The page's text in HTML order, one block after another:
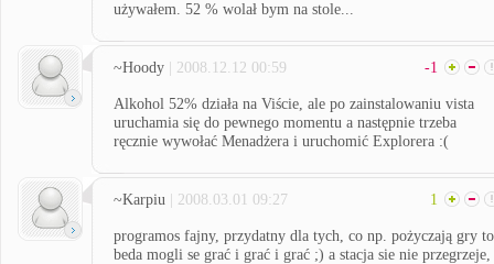
używałem. 52 % wolał bym na stole...
~Hoody | 2008.12.12 00:59 -1
Alkohol 52% działa na Viście, ale po zainstalowaniu vista
uruchamia się do pewnego momentu a następnie trzeba
ręcznie wywołać Menadżera i uruchomić Explorera :(
~Karpiu | 2008.03.01 09:27 1
programos fajny, przydatny dla tych, co np. pożyczają gry to
beda mogli se grać i grać i grać ;) a stacja sie nie przegrzeje,